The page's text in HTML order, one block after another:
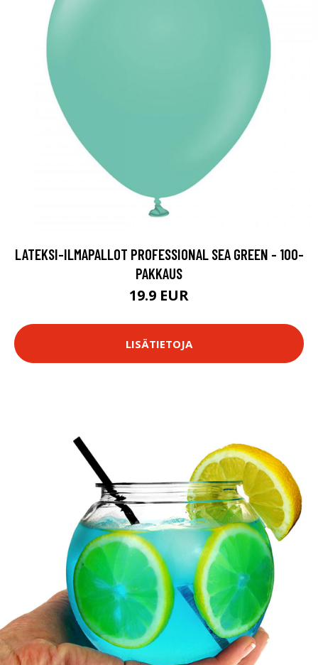
LATEKSI-ILMAPALLOT PROFESSIONAL SEA GREEN - 100-
PAKKAUS
19.9 EUR
LISÄTIETOJA